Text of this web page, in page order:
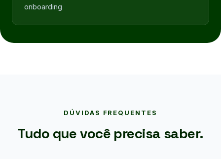
onboarding
DÚVIDAS FREQUENTES
Tudo que você precisa saber.